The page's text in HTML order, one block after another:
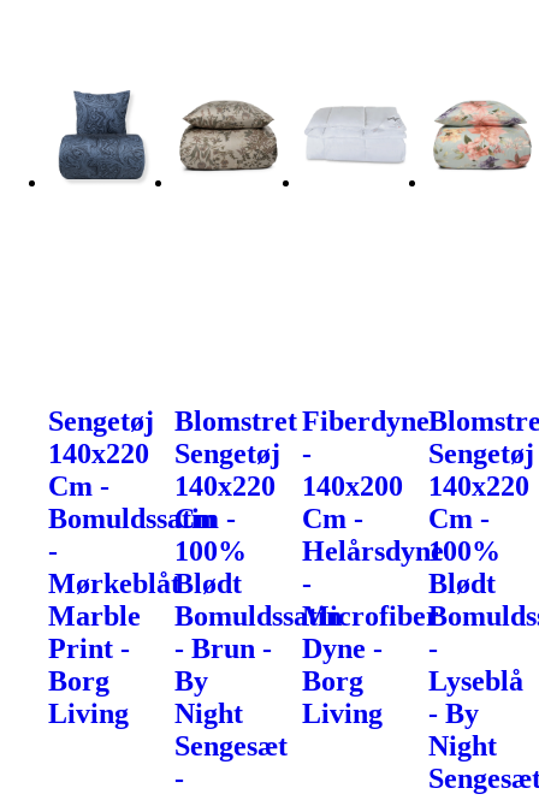
Sengetøj
140x220
Cm -
Bomuldssatin
-
Mørkeblåt
Marble
Print -
Borg
Living
Blomstret
Sengetøj
140x220
Cm -
100%
Blødt
Bomuldssatin
- Brun -
By
Night
Sengesæt
-
Fiberdyne
-
140x200
Cm -
Helårsdyne
-
Microfiber
Dyne -
Borg
Living
Sengetøj
140x220
Cm -
100%
Blødt
-
Lyseblå
- By
Night